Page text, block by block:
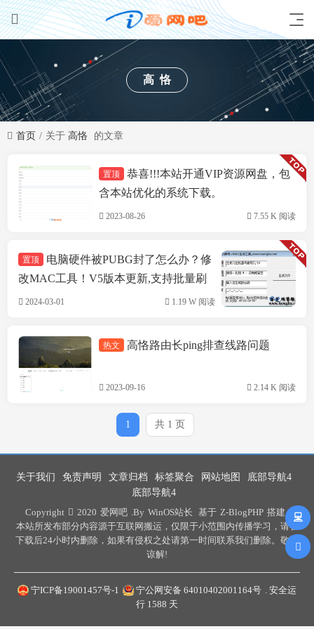
高恪
首页 关于 高恪 的文章
技术方案
置顶
恭喜!!!本站开通VIP资源网盘，包
含本站优化的系统下载。
2023-08-26 7.55 K 阅读
置顶
电脑硬件被PUBG封了怎么办？修
改MAC工具！V5版本更新,支持批量刷
机,支持INTEL&瑞立网卡
2024-03-01 1.19 W 阅读
技术方案
热文 高恪路由长ping排查线路问题
2023-09-16 2.14 K 阅读
1 共 1 页
关于我们 免责声明 文章归档 标签聚合 网站地图
底部导航4
底部导航4
Copyright
2020 爱网吧 .By WinOS站长 基于 Z-BlogPHP 搭建 .
本站所发布部分内容源于互联网搬运，仅限于小范围内传播学习，请在
下载后24小时内删除，如果有侵权之处请第一时间联系我们删除。敬请
谅解!
宁ICP备19001457号-1 宁公网安备 64010402001164号 . 安全运
行 1588 天